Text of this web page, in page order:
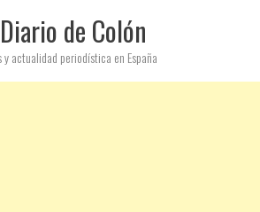
de Colón
y actualidad periodística en España